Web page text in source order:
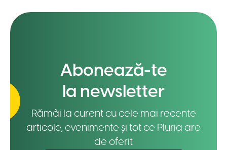
Abonează-te
la newsletter
Rămâi la curent cu cele mai recente
articole, evenimente și tot ce Pluria are
de oferit